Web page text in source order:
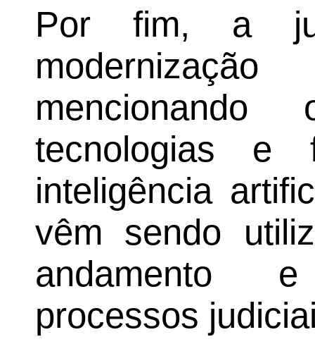
Por fim, a
tecnologias e
inteligência
vêm sendo
andamento
processos